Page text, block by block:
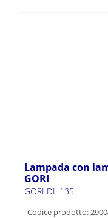
Lampada con
GORI
GORI DL 135
Codice prodotto: